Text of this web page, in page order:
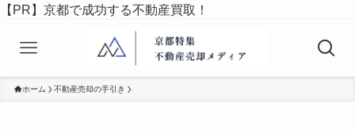
【PR】京都で成功する不動産買取！
ホーム 不動産売却の手引き